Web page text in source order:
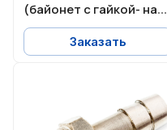
(байонет с гайкой- нар.
резьба 1/4")
Заказать